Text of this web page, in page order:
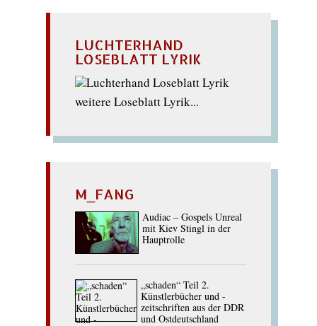
LUCHTERHAND
LOSEBLATT LYRIK
weitere Loseblatt Lyrik...
M_FANG
Audiac – Gospels Unreal
mit Kiev Stingl in der
Hauptrolle
„schaden“ Teil 2.
Künstlerbücher und -
zeitschriften aus der DDR
und Ostdeutschland